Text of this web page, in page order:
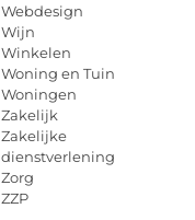
Webdesign
Wijn
Winkelen
Woning en Tuin
Woningen
Zakelijk
Zakelijke
dienstverlening
Zorg
ZZP